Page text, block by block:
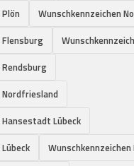
Wunschkennzeichen
Lübeck